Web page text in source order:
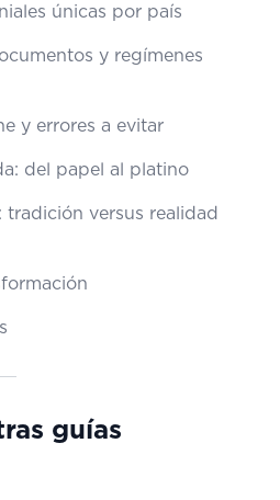
únicas por país
y regímenes
y errores a evitar
del papel al platino
versus realidad
guías